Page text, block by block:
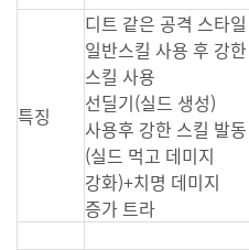
특징
디트 같은 공격 스타일
일반스킬 사용 후 강한
스킬 사용
선딜기(실드 생성)
사용후 강한 스킬 발동
(실드 먹고 데미지
강화)+치명 데미지
증가 트라